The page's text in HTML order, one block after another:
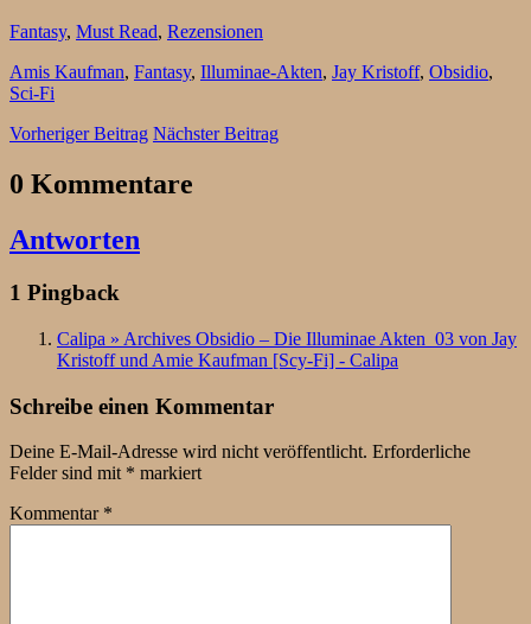
Fantasy, Must Read, Rezensionen
Amis Kaufman, Fantasy, Illuminae-Akten, Jay Kristoff, Obsidio,
Sci-Fi
Vorheriger Beitrag Nächster Beitrag
0 Kommentare
Antworten
1 Pingback
Calipa » Archives Obsidio – Die Illuminae Akten_03 von Jay
Kristoff und Amie Kaufman [Scy-Fi] - Calipa
Schreibe einen Kommentar
Deine E-Mail-Adresse wird nicht veröffentlicht. Erforderliche
Felder sind mit * markiert
Kommentar *